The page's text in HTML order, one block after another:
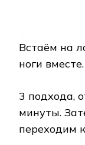
Встаём на
ноги вместе.
3 подхода,
минуты.
переходим